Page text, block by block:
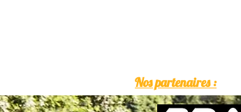
Nos partenaires :